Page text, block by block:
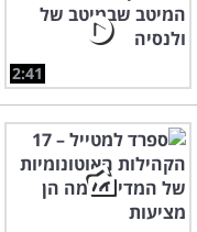
2:41